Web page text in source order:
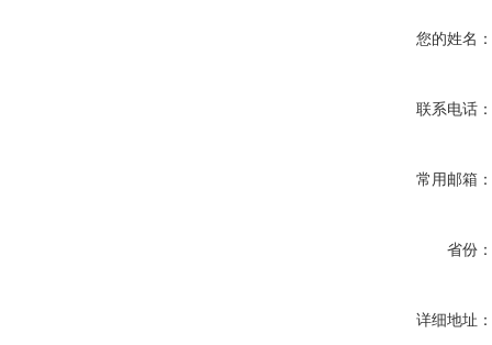
您的姓名：
联系电话：
常用邮箱：
省份：
详细地址：